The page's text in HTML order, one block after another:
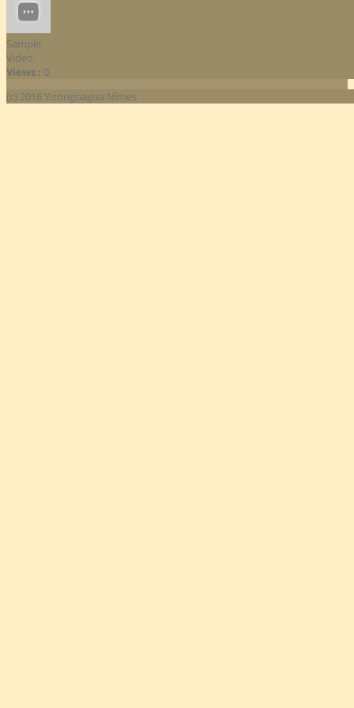
Sample
Video
Views : 0
(c) 2016 Yizongbagua Nîmes